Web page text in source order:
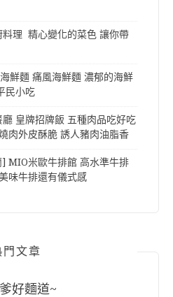
料理 精心變化的菜色 讓你帶
鮮麵 痛風海鮮麵 濃郁的海鮮
民小吃
皇牌招牌飯 五種肉品吃好吃
肉外皮酥脆 誘人豬肉油脂香
MIO米歐牛排館 高水準牛排
味牛排還有儀式感
門文章
好麵道~